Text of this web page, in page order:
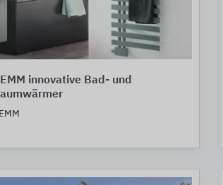
innovative Bad- und